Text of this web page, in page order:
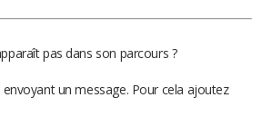
pas dans son parcours ?
un message. Pour cela ajoutez